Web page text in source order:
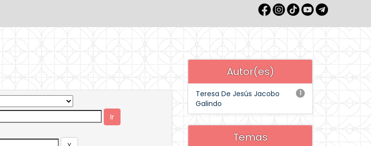
Autor(es)
1
Teresa De Jesús Jacobo
Galindo
Temas